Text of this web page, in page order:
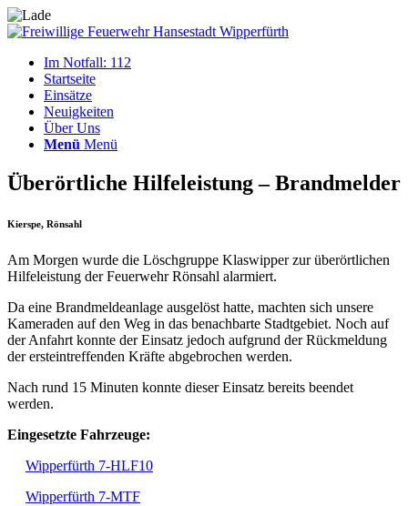
Im Notfall: 112
Startseite
Einsätze
Neuigkeiten
Über Uns
Menü Menü
Überörtliche Hilfeleistung – Brandmelder
Kierspe, Rönsahl
Am Morgen wurde die Löschgruppe Klaswipper zur überörtlichen
Hilfeleistung der Feuerwehr Rönsahl alarmiert.
Da eine Brandmeldeanlage ausgelöst hatte, machten sich unsere
Kameraden auf den Weg in das benachbarte Stadtgebiet. Noch auf
der Anfahrt konnte der Einsatz jedoch aufgrund der Rückmeldung
der ersteintreffenden Kräfte abgebrochen werden.
Nach rund 15 Minuten konnte dieser Einsatz bereits beendet
werden.
Eingesetzte Fahrzeuge:
Wipperfürth 7-HLF10
Wipperfürth 7-MTF